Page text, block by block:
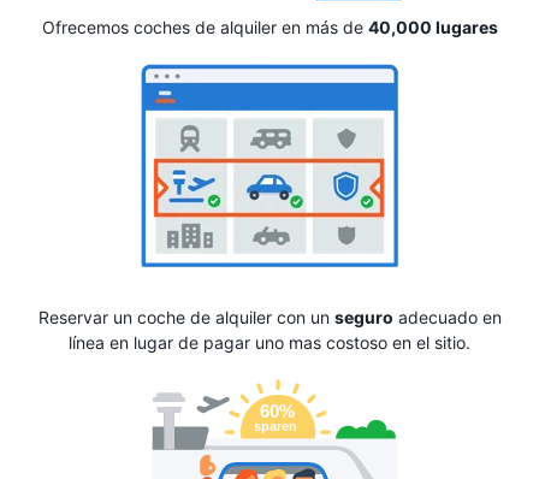
Ofrecemos coches de alquiler en más de 40,000 lugares
Reservar un coche de alquiler con un seguro adecuado en
línea en lugar de pagar uno mas costoso en el sitio.